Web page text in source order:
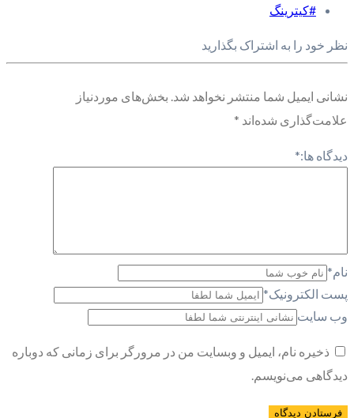
#کیترینگ
نظر خود را به اشتراک بگذارید
نشانی ایمیل شما منتشر نخواهد شد. بخش‌های موردنیاز
علامت‌گذاری شده‌اند *
دیدگاه ها:*
نام*
پست الکترونیک*
وب سایت
ذخیره نام، ایمیل و وبسایت من در مرورگر برای زمانی که دوباره
دیدگاهی می‌نویسم.